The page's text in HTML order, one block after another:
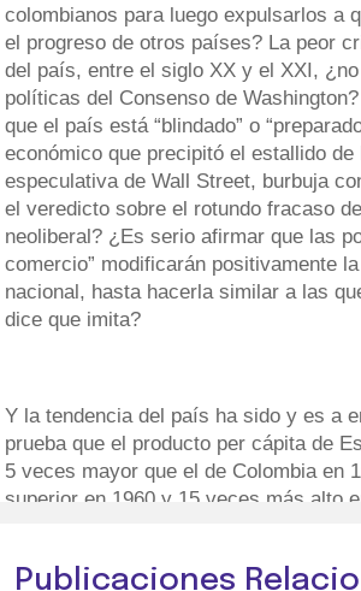
colombianos para luego expulsarlos a
el progreso de otros países? La peor
del país, entre el siglo XX y el XXI,
políticas del Consenso de
que el país está “blindado” o
económico que precipitó el estallido de
especulativa de Wall Street, burbuja
el veredicto sobre el rotundo fracaso
neoliberal? ¿Es serio afirmar que las
comercio” modificarán positivamente
nacional, hasta hacerla similar a las
dice que imita?
Y la tendencia del país ha sido y es a
prueba que el producto per cápita de
5 veces mayor que el de Colombia en
superior en 1960 y 15 veces más alto
Publicaciones